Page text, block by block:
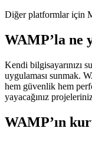
Diğer platformlar için
WAMP’la ne
Kendi bilgisayarınızı
uygulaması sunmak.
hem güvenlik hem
yayacağınız
WAMP’ın